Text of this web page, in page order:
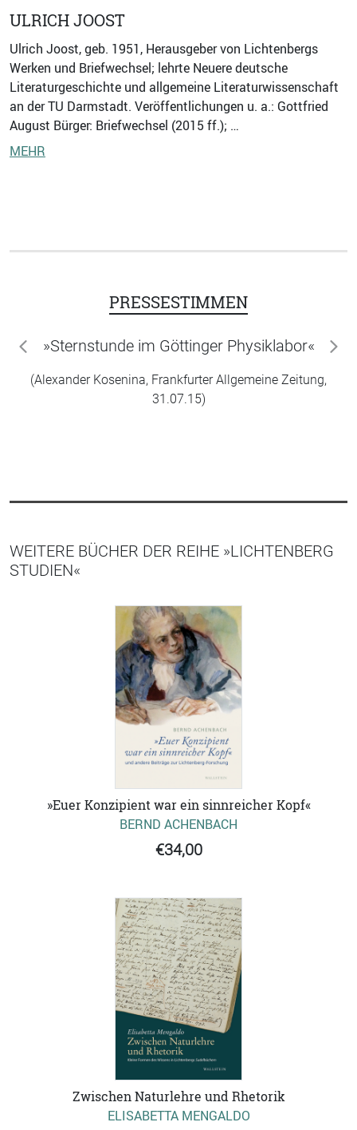
ULRICH JOOST
Ulrich Joost, geb. 1951, Herausgeber von Lichtenbergs
Werken und Briefwechsel; lehrte Neuere deutsche
Literaturgeschichte und allgemeine Literaturwissenschaft
an der TU Darmstadt. Veröffentlichungen u. a.: Gottfried
August Bürger: Briefwechsel (2015 ff.); …
MEHR
PRESSESTIMMEN
»Sternstunde im Göttinger Physiklabor«
(Alexander Kosenina, Frankfurter Allgemeine Zeitung,
31.07.15)
zurück
WEITERE BÜCHER DER REIHE »LICHTENBERG
STUDIEN«
»Euer Konzipient war ein sinnreicher Kopf«
BERND ACHENBACH
€34,00
Zwischen Naturlehre und Rhetorik
ELISABETTA MENGALDO